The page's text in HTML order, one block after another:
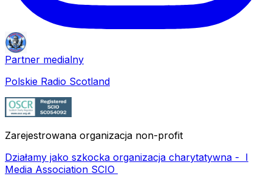
Partner medialny
Polskie Radio Scotland
Zarejestrowana organizacja non-profit
Działamy jako szkocka organizacja charytatywna - I
Media Association SCIO